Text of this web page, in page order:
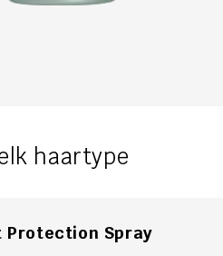
haartype
Protection Spray